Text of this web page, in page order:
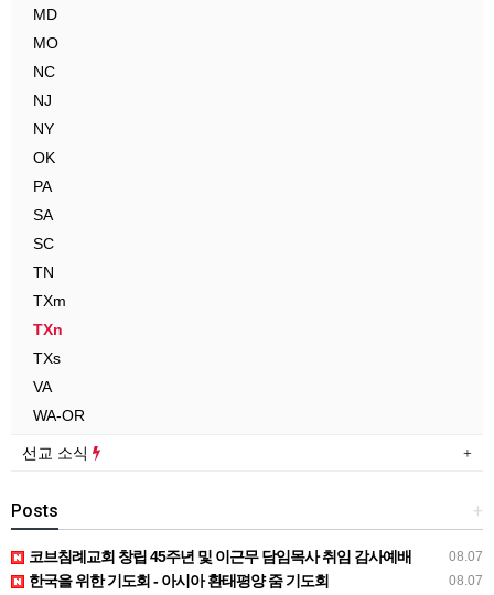
MD
MO
NC
NJ
NY
OK
PA
SA
SC
TN
TXm
TXn
TXs
VA
WA-OR
선교 소식
+
Posts
08.07
코브침례교회 창립 45주년 및 이근무 담임목사 취임 감사예배
08.07
한국을 위한 기도회 - 아시아 환태평양 줌 기도회